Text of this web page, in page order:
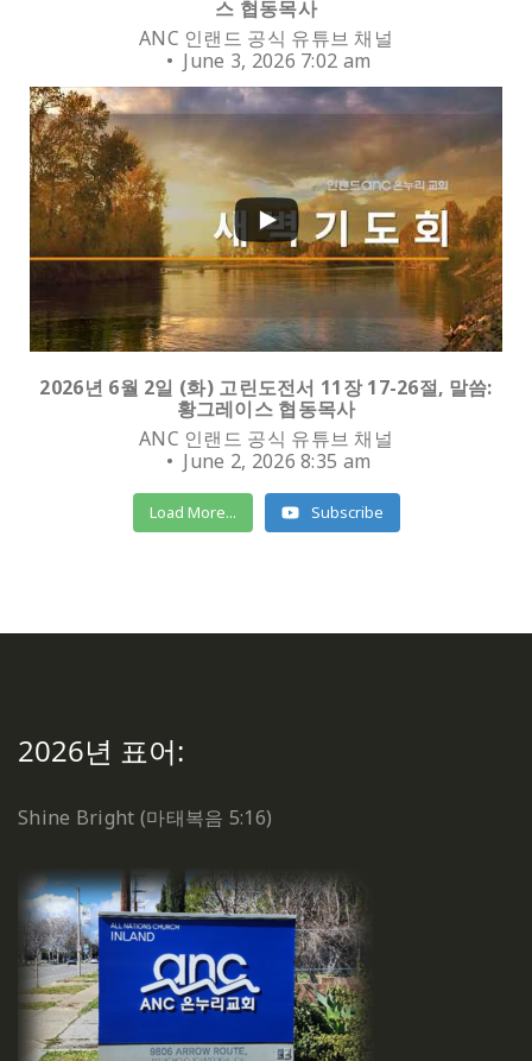
스 협동목사
ANC 인랜드 공식 유튜브 채널
June 3, 2026 7:02 am
0
2026년 6월 2일 (화) 고린도전서 11장 17-26절, 말씀:
황그레이스 협동목사
ANC 인랜드 공식 유튜브 채널
June 2, 2026 8:35 am
Load More... Subscribe
2026년 표어:
Shine Bright (마태복음 5:16)